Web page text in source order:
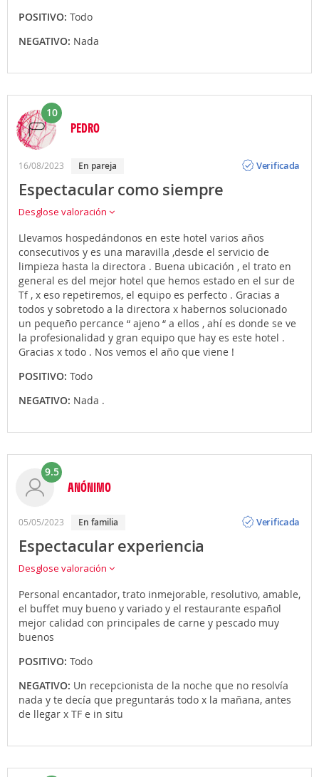
POSITIVO: Todo
NEGATIVO: Nada
10
PEDRO
16/08/2023 en pareja
Verificada
Espectacular como siempre
Desglose valoración
Llevamos hospedándonos en este hotel varios años
consecutivos y es una maravilla ,desde el servicio de
limpieza hasta la directora . Buena ubicación , el trato en
general es del mejor hotel que hemos estado en el sur de
Tf , x eso repetiremos, el equipo es perfecto . Gracias a
todos y sobretodo a la directora x habernos solucionado
un pequeño percance “ ajeno “ a ellos , ahí es donde se ve
la profesionalidad y gran equipo que hay es este hotel .
Gracias x todo . Nos vemos el año que viene !
POSITIVO: Todo
NEGATIVO: Nada .
9.5
ANÓNIMO
05/05/2023 en familia
Verificada
Espectacular experiencia
Desglose valoración
Personal encantador, trato inmejorable, resolutivo, amable,
el buffet muy bueno y variado y el restaurante español
mejor calidad con principales de carne y pescado muy
buenos
POSITIVO: Todo
NEGATIVO: Un recepcionista de la noche que no resolvía
nada y te decía que preguntarás todo x la mañana, antes
de llegar x TF e in situ